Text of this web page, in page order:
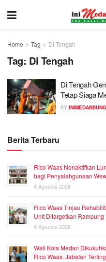
Home Tag Di Tengah
Tag: Di Tengah
Di Tengah
Tetap Siaga
BY
Berita Terbaru
Rico Waas Nonaktifkan
bagi Penyalahgunaan
6 Agustus 2026
Rico Waas Tinjau
Unit Ditargetkan Rampung
6 Agustus 2026
Wali Kota Medan
Rico Waas: Jabatan